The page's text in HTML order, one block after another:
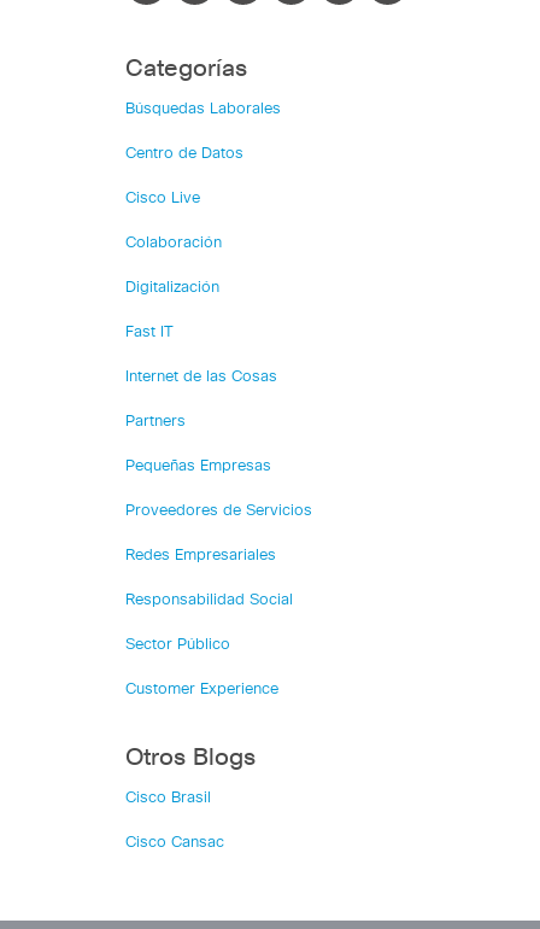
Categorías
Búsquedas Laborales
Centro de Datos
Cisco Live
Colaboración
Digitalización
Fast IT
Internet de las Cosas
Partners
Pequeñas Empresas
Proveedores de Servicios
Redes Empresariales
Responsabilidad Social
Sector Público
Customer Experience
Otros Blogs
Cisco Brasil
Cisco Cansac